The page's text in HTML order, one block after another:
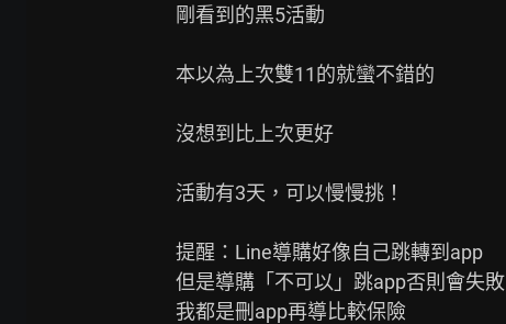
剛看到的黑5活動
本以為上次雙11的就蠻不錯的
沒想到比上次更好
活動有3天，可以慢慢挑！
提醒：Line導購好像自己跳轉到app
但是導購「不可以」跳app否則會失敗
我都是刪app再導比較保險